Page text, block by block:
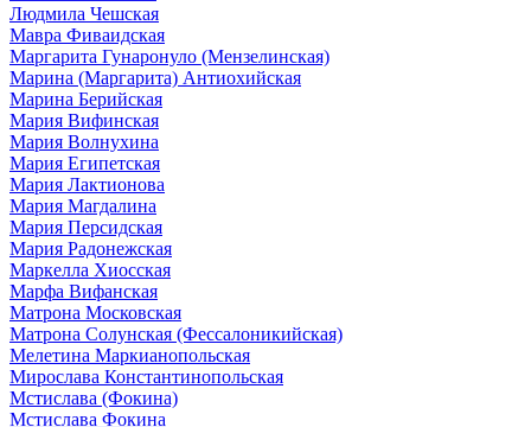
Людмила Чешская
Мавра Фиваидская
Маргарита Гунаронуло (Мензелинская)
Марина (Маргарита) Антиохийская
Марина Берийская
Мария Вифинская
Мария Волнухина
Мария Египетская
Мария Лактионова
Мария Магдалина
Мария Персидская
Мария Радонежская
Маркелла Хиосская
Марфа Вифанская
Матрона Московская
Матрона Солунская (Фессалоникийская)
Мелетина Маркианопольская
Мирослава Константинопольская
Мстислава (Фокина)
Мстислава Фокина